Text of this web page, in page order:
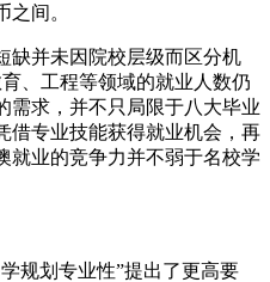
之间。
并未因院校层级而区分机
、工程等领域的就业人数仍
需求，并不只局限于八大毕业
借专业技能获得就业机会，再
就业的竞争力并不弱于名校学
规划专业性”提出了更高要